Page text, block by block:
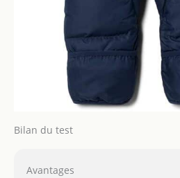
Bilan du test
Avantages